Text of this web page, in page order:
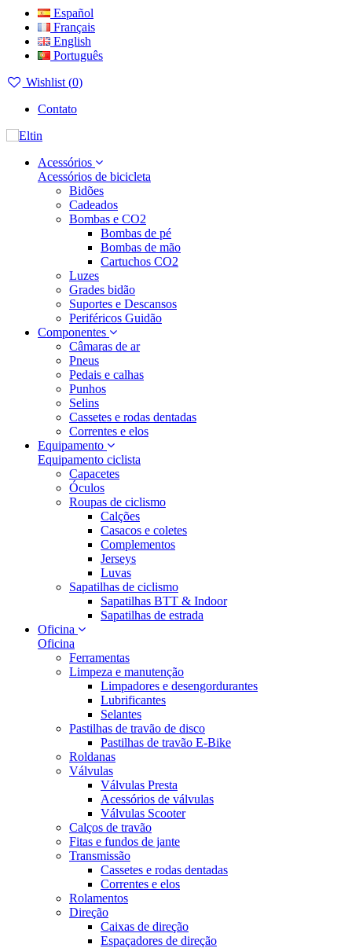
Español
Français
English
Português
Wishlist (0)
Contato
Acessórios
Acessórios de bicicleta
Bidões
Cadeados
Bombas e CO2
Bombas de pé
Bombas de mão
Cartuchos CO2
Luzes
Grades bidão
Suportes e Descansos
Periféricos Guidão
Componentes
Câmaras de ar
Pneus
Pedais e calhas
Punhos
Selins
Cassetes e rodas dentadas
Correntes e elos
Equipamento
Equipamento ciclista
Capacetes
Óculos
Roupas de ciclismo
Calções
Casacos e coletes
Complementos
Jerseys
Luvas
Sapatilhas de ciclismo
Sapatilhas BTT & Indoor
Sapatilhas de estrada
Oficina
Oficina
Ferramentas
Limpeza e manutenção
Limpadores e desengordurantes
Lubrificantes
Selantes
Pastilhas de travão de disco
Pastilhas de travão E-Bike
Roldanas
Válvulas
Válvulas Presta
Acessórios de válvulas
Válvulas Scooter
Calços de travão
Fitas e fundos de jante
Transmissão
Cassetes e rodas dentadas
Correntes e elos
Rolamentos
Direção
Caixas de direção
Espaçadores de direção